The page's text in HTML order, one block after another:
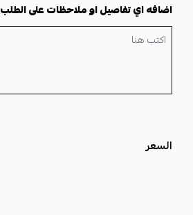
اضافه اي تفاصيل او ملاحظات على الطلب
السعر